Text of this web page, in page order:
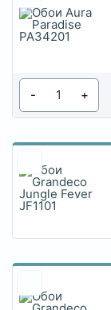
- +